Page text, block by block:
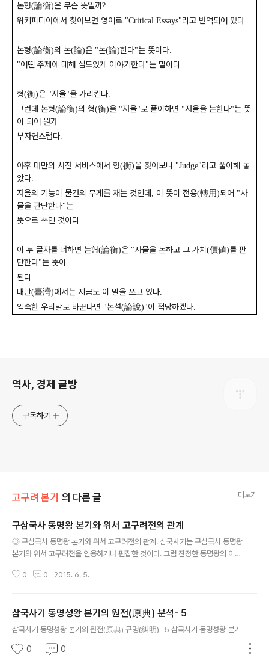
논형(論衡)은 무슨 뜻일까?
위키피디아에서 찾아보면 영어로 "Critical Essays"라고 번역되어 있다.
논형(論衡)의 논(論)은 "논(論)한다"는 뜻이다.
"어떤 주제에 대해 심도있게 이야기한다"는 말이다.
형(衡)은 "저울"을 가리킨다.
그런데 논형(論衡)의 형(衡)을 "저울"로 풀이하면 "저울을 논한다"는 뜻
이 되어 뭔가
부자연스럽다.
야후 대만의 사전 서비스에서 형(衡)을 찾아보니 "Judge"라고 풀이해 놓
았다.
저울의 기능이 물건의 무게를 재는 것인데 이 뜻이 전용(轉用)되어 "사
물을 판단한다"는
뜻으로 쓰인 것이다.
이 두 글자를 더하면 논형(論衡)은 "사물을 논하고 그 가치 (價値)를 판
단한다"는 뜻이
된다.
대만(臺灣)에서는 지금도 이 말을 쓰고 있다.
익숙한 우리말로 바꾼다면 "논설(論說)"이 적당하겠다.
역사, 경제 글방
구독하기
고구려 본기 의 다른 글 더보기
구삼국사 동명왕 본기와 위서 고구려전의 관계
◎ 구삼국사 동명왕 본기와 위서 고구려전의 관계. 삼국사기는 구삼국사 동명왕
본기와 위서 고구려전을 인용하거나 편집한 것이다. 그럼 진정한 동명왕의 이야
까? 구삼국사 동명왕 본기는 동국이상국집 동명..
0 0 2015. 6. 5.
삼국사기 동명성왕 본기의 원전(原典) 분석- 5
삼국사기 동명성왕 본기의 원전(原典) 규명(糾明)- 5 삼국사기 동명성왕 본기
의 내용 5「주몽의 부여탈출 과정과 고구려 건국」 사 료 내 용 삼국사기(동명성왕
본기) 그래서 주몽은 오이(烏伊) ·마리(摩離) ·협보(陜父) 등 세 사람을 벗으로
0 0